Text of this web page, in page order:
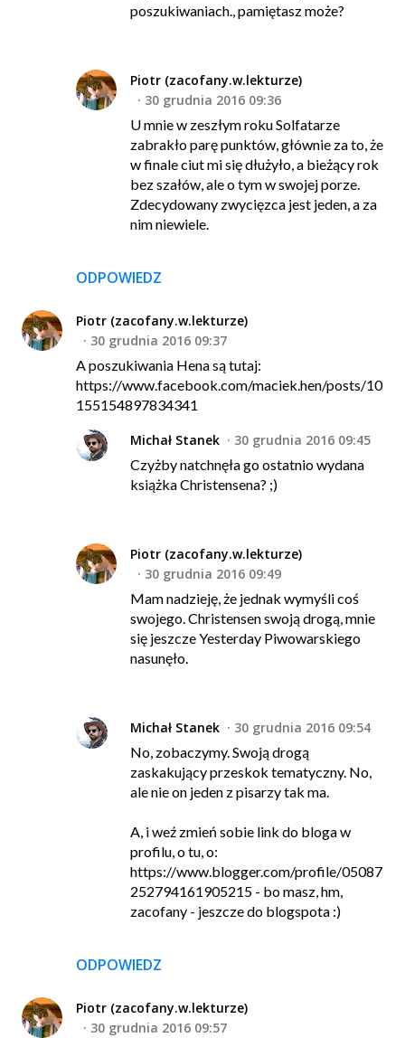
ODPOWIEDZ
poszukiwaniach., pamiętasz może?
Piotr (zacofany.w.lekturze)
30 grudnia 2016 09:36
U mnie w zeszłym roku Solfatarze
zabrakło parę punktów, głównie za to, że
w finale ciut mi się dłużyło, a bieżący rok
bez szałów, ale o tym w swojej porze.
Zdecydowany zwycięzca jest jeden, a za
nim niewiele.
Piotr (zacofany.w.lekturze)
30 grudnia 2016 09:37
A poszukiwania Hena są tutaj:
https://www.facebook.com/maciek.hen/posts/10
155154897834341
ODPOWIEDZ
Michał Stanek
30 grudnia 2016 09:45
Czyżby natchnęła go ostatnio wydana
książka Christensena? ;)
Piotr (zacofany.w.lekturze)
30 grudnia 2016 09:49
Mam nadzieję, że jednak wymyśli coś
swojego. Christensen swoją drogą, mnie
się jeszcze Yesterday Piwowarskiego
nasunęło.
Michał Stanek
30 grudnia 2016 09:54
No, zobaczymy. Swoją drogą
zaskakujący przeskok tematyczny. No,
ale nie on jeden z pisarzy tak ma.
A, i weź zmień sobie link do bloga w
profilu, o tu, o:
https://www.blogger.com/profile/05087
252794161905215 - bo masz, hm,
zacofany - jeszcze do blogspota :)
Piotr (zacofany.w.lekturze)
30 grudnia 2016 09:57